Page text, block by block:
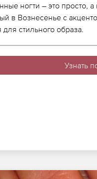
ногти – это просто,
в Вознесенье с
для стильного образа.
Узнать